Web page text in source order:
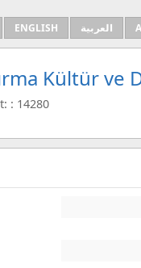
ENGLISH العربية
Kültür ve
: 14280